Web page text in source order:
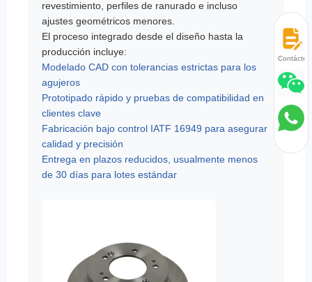
revestimiento, perfiles de ranurado e incluso
ajustes geométricos menores.
El proceso integrado desde el diseño hasta la
producción incluye:
Modelado CAD con tolerancias estrictas para los
agujeros
Prototipado rápido y pruebas de compatibilidad en
clientes clave
Fabricación bajo control IATF 16949 para asegurar
calidad y precisión
Entrega en plazos reducidos, usualmente menos
de 30 días para lotes estándar